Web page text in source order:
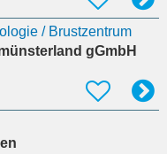
/ Brustzentrum
gGmbH